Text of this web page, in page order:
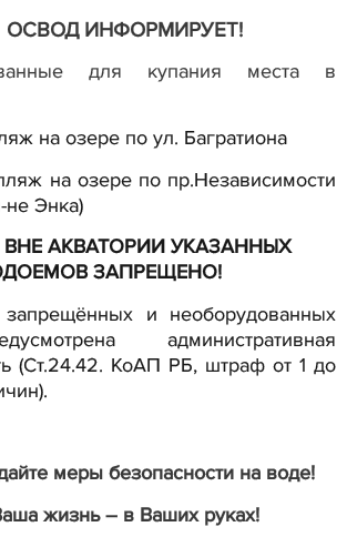
ОСВОД ИНФОРМИРУЕТ!
для купания места в
на озере по ул. Багратиона
на озере по пр.Независимости
не Энка)
АКВАТОРИИ УКАЗАННЫХ
ЗАПРЕЩЕНО!
и необорудованных
административная
(Ст.24.42. КоАП РБ, штраф от 1 до
меры безопасности на воде!
жизнь – в Ваших руках!